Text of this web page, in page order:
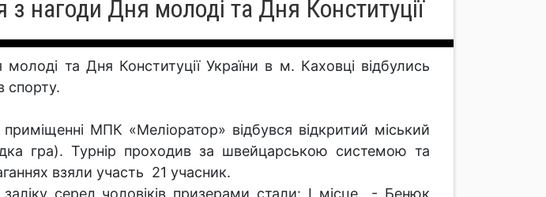
нагоди Дня молоді та Дня Конституції
молоді та Дня Конституції України в м. Каховці відбулись
спорту.
МПК «Меліоратор» відбувся відкритий міський
гра). Турнір проходив за швейцарською системою та
взяли участь 21 учасник.
серед чоловіків призерами стали: І місце - Бенюк